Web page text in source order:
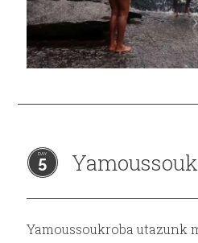
5
Yamoussoukroba utazunk